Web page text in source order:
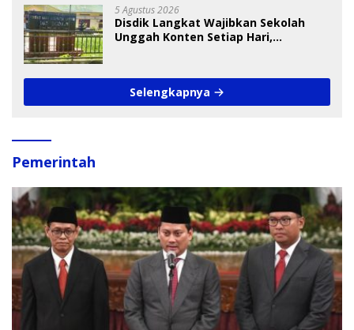
5 Agustus 2026
Disdik Langkat Wajibkan Sekolah
Unggah Konten Setiap Hari,
Selengkapnya
Pemerintah